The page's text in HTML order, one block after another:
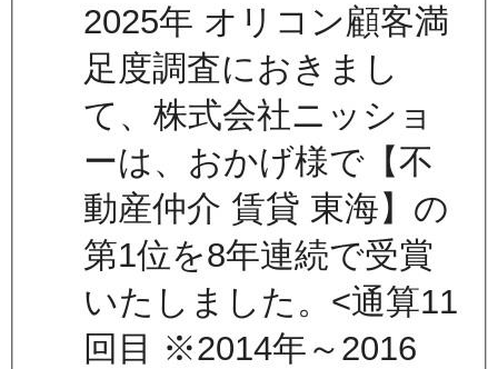
2025年 オリコン顧客満
足度調査におきまし
て、株式会社ニッショ
ーは、おかげ様で【不
動産仲介 賃貸 東海】の
第1位を8年連続で受賞
いたしました。<通算11
回目 ※2014年～2016